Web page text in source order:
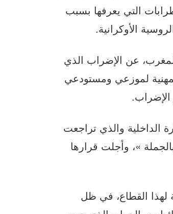
التي يعرفها بسبب
الأوكرانية.
عن الإضراب الذي
المهنية لموزعي ومستودعي
الإضراب.
الداخلية والذي تراجعت
»، وأجلت قرارها
لهذا القطاع، في ظل